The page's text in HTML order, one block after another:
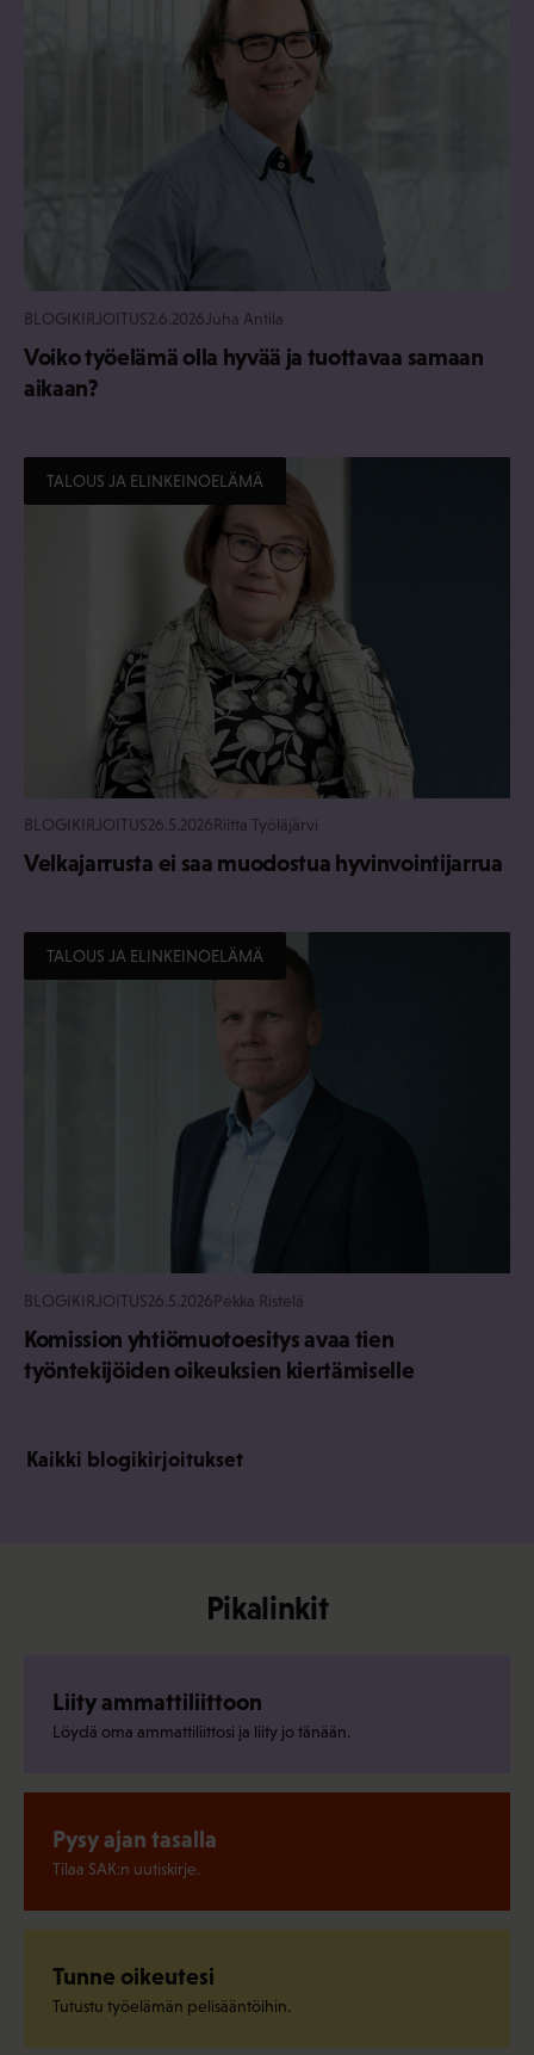
BLOGIKIRJOITUS2.6.2026 Juha Antila
Voiko työelämä olla hyvää ja tuottavaa samaan
aikaan?
TALOUS JA ELINKEINOELÄMÄ
BLOGIKIRJOITUS26.5.2026Riitta Työläjärvi
Velkajarrusta ei saa muodostua hyvinvointijarrua
TALOUS JA ELINKEINOELÄMÄ
BLOGIKIRJOITUS26.5.2026Pekka Ristelä
Komission yhtiömuotoesitys avaa tien
työntekijöiden oikeuksien kiertämiselle
Kaikki blogikirjoitukset
Pikalinkit
Liity ammattiliittoon
Löydä oma ammattiliittosi ja liity jo tänään.
Pysy ajan tasalla
Tilaa SAK:n uutiskirje.
Tunne oikeutesi
Tutustu työelämän pelisääntöihin.